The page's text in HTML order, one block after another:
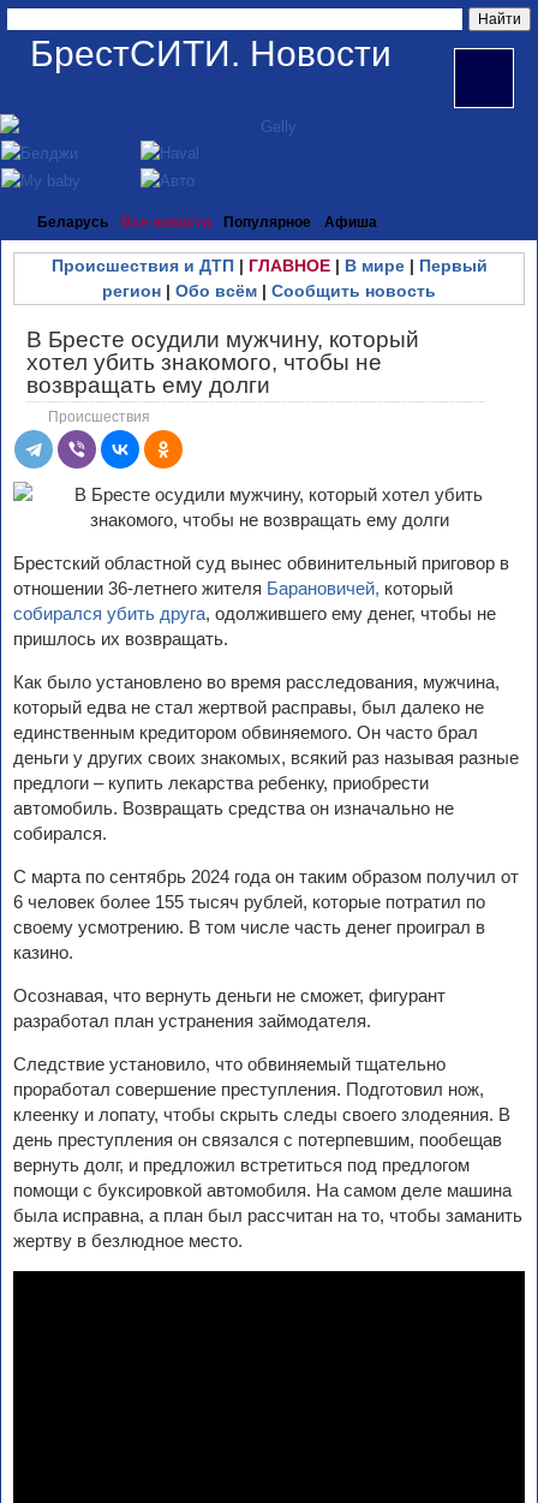
БрестСИТИ. Новости
Беларусь Все новости Популярное Афиша
Происшествия и ДТП| ГЛАВНОЕ| В мире| Первый
регион | Обо всём | Сообщить новость
В Бресте осудили мужчину, который
хотел убить знакомого, чтобы не
возвращать ему долги
Происшествия
Брестский областной суд вынес обвинительный приговор в
отношении 36-летнего жителя Барановичей, который
собирался убить друга, одолжившего ему денег, чтобы не
пришлось их возвращать.
Как было установлено во время расследования, мужчина,
который едва не стал жертвой расправы, был далеко не
единственным кредитором обвиняемого. Он часто брал
деньги у других своих знакомых, всякий раз называя разные
предлоги – купить лекарства ребенку, приобрести
автомобиль. Возвращать средства он изначально не
собирался.
С марта по сентябрь 2024 года он таким образом получил от
6 человек более 155 тысяч рублей, которые потратил по
своему усмотрению. В том числе часть денег проиграл в
казино.
Осознавая, что вернуть деньги не сможет, фигурант
разработал план устранения займодателя.
Следствие установило, что обвиняемый тщательно
проработал совершение преступления. Подготовил нож,
клеенку и лопату, чтобы скрыть следы своего злодеяния. В
день преступления он связался с потерпевшим, пообещав
вернуть долг, и предложил встретиться под предлогом
помощи с буксировкой автомобиля. На самом деле машина
была исправна, а план был рассчитан на то, чтобы заманить
жертву в безлюдное место.